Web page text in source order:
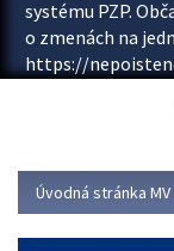
systému PZP.
o zmenách na
https://
asociácie
Viac
Úvodná stránka MV